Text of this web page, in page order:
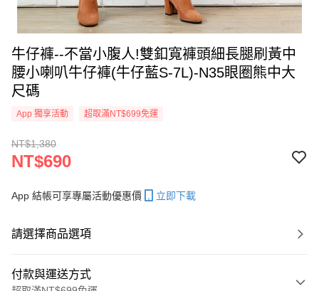
牛仔褲--不當小腹人!雙釦寬褲頭細長腿刷黃中
腰小喇叭牛仔褲(牛仔藍S-7L)-N35眼圈熊中大
尺碼
App 獨享活動 超取滿NT$699免運
NT$1,380
NT$690
App 結帳可享專屬活動優惠價 立即下載
請選擇商品選項
付款與運送方式